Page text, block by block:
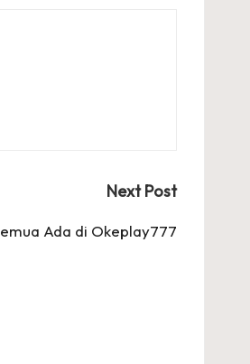
Next Post
Ada di Okeplay777